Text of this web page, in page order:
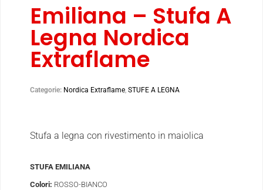
Emiliana – Stufa A
Legna Nordica
Extraflame
Categorie: Nordica Extraflame, STUFE A LEGNA
Stufa a legna con rivestimento in maiolica
STUFA EMILIANA
Colori: ROSSO-BIANCO